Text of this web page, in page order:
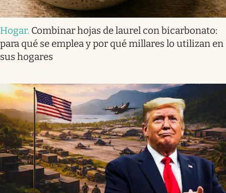
Hogar. Combinar hojas de laurel con bicarbonato:
para qué se emplea y por qué millares lo utilizan en
sus hogares